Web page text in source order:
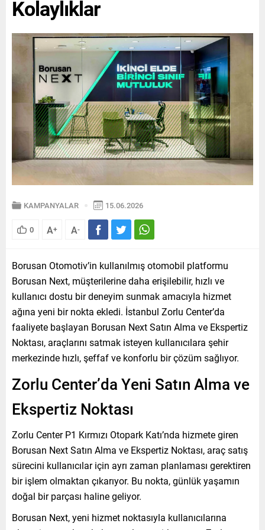
Kolaylıklar
KAMPANYALAR 15.06.2026
0 A+ A-
Borusan Otomotiv’in kullanılmış otomobil platformu
Borusan Next, müşterilerine daha erişilebilir, hızlı ve
kullanıcı dostu bir deneyim sunmak amacıyla hizmet
ağına yeni bir nokta ekledi. İstanbul Zorlu Center’da
faaliyete başlayan Borusan Next Satın Alma ve Ekspertiz
Noktası, araçlarını satmak isteyen kullanıcılara şehir
merkezinde hızlı, şeffaf ve konforlu bir çözüm sağlıyor.
Zorlu Center’da Yeni Satın Alma ve
Ekspertiz Noktası
Zorlu Center P1 Kırmızı Otopark Katı’nda hizmete giren
Borusan Next Satın Alma ve Ekspertiz Noktası, araç satış
sürecini kullanıcılar için ayrı zaman planlaması gerektiren
bir işlem olmaktan çıkarıyor. Bu nokta, günlük yaşamın
doğal bir parçası haline geliyor.
Borusan Next, yeni hizmet noktasıyla kullanıcılarına